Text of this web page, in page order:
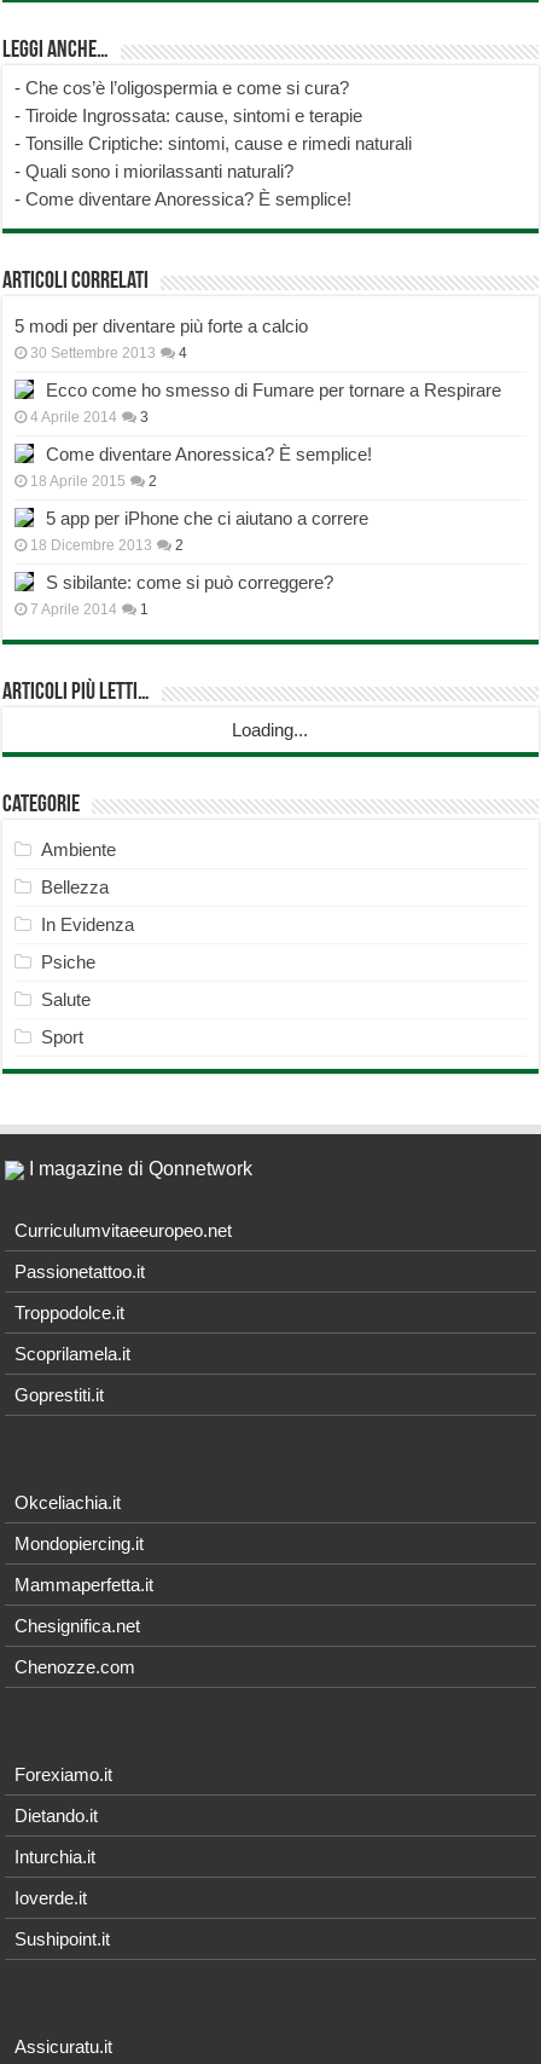
Leggi anche…
-Che cos’è l’oligospermia e come si cura?
-Tiroide Ingrossata: cause, sintomi e terapie
-Tonsille Criptiche: sintomi, cause e rimedi naturali
-Quali sono i miorilassanti naturali?
-Come diventare Anoressica? È semplice!
Articoli correlati
5 modi per diventare più forte a calcio
30 Settembre 2013 4
Ecco come ho smesso di Fumare per tornare a Respirare
4 Aprile 2014 3
Come diventare Anoressica? È semplice!
18 Aprile 2015 2
5 app per iPhone che ci aiutano a correre
18 Dicembre 2013 2
S sibilante: come si può correggere?
7 Aprile 2014 1
Articoli più Letti…
Loading...
Categorie
Ambiente
Bellezza
In Evidenza
Psiche
Salute
Sport
I magazine di Qonnetwork
Curriculumvitaeeuropeo.net
Passionetattoo.it
Troppodolce.it
Scoprilamela.it
Goprestiti.it
Okceliachia.it
Mondopiercing.it
Mammaperfetta.it
Chesignifica.net
Chenozze.com
Forexiamo.it
Dietando.it
Inturchia.it
Ioverde.it
Sushipoint.it
Assicuratu.it